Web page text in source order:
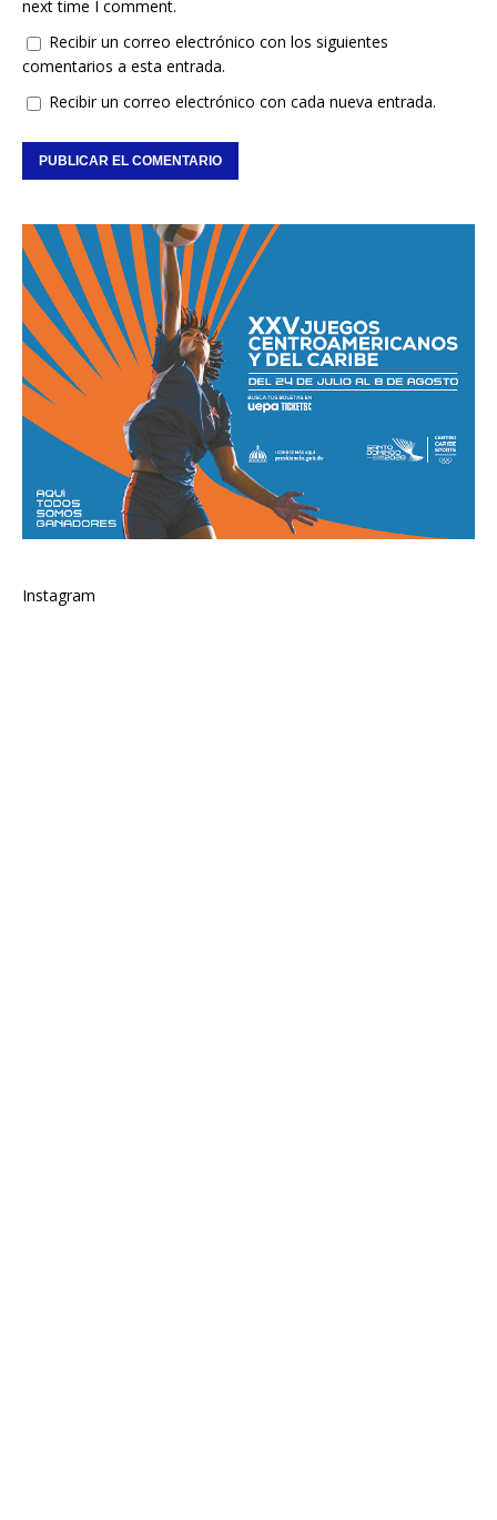
next time I comment.
Recibir un correo electrónico con los siguientes
comentarios a esta entrada.
Recibir un correo electrónico con cada nueva entrada.
Instagram